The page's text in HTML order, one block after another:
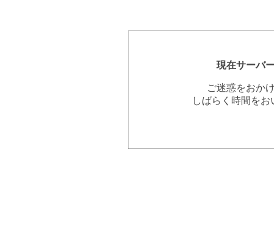
現在サーバ
ご迷惑をおか
しばらく時間を